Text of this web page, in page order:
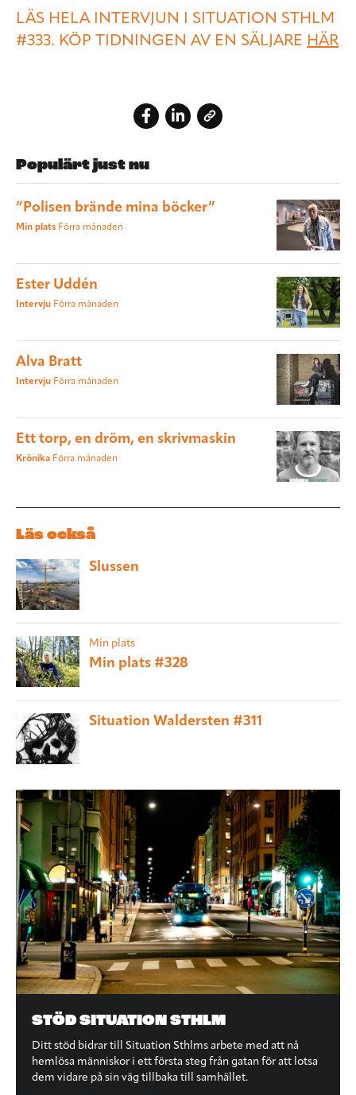
LÄS HELA INTERVJUN I SITUATION STHLM
#333. KÖP TIDNINGEN AV EN SÄLJARE HÄR
Populärt just nu
”Polisen brände mina böcker”
Min plats Förra månaden
Ester Uddén
Intervju Förra månaden
Alva Bratt
Intervju Förra månaden
Ett torp, en dröm, en skrivmaskin
Krönika Förra månaden
Läs också
Slussen
Min plats
Min plats #328
Situation Waldersten #311
STÖD SITUATION STHLM
Ditt stöd bidrar till Situation Sthlms arbete med att nå
hemlösa människor i ett första steg från gatan för att lotsa
dem vidare på sin väg tillbaka till samhället.